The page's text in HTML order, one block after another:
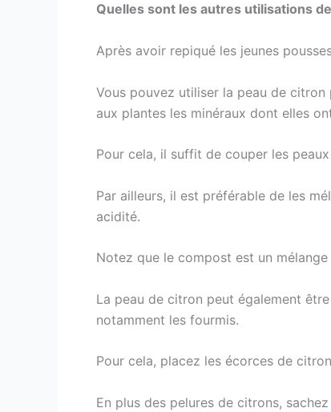
Quelles sont les autres utilisations
Après avoir repiqué les jeunes
Vous pouvez utiliser la peau de
aux plantes les minéraux dont elles
Pour cela, il suffit de couper les
Par ailleurs, il est préférable de les
acidité.
Notez que le compost est un
La peau de citron peut également
notamment les fourmis.
Pour cela, placez les écorces de
En plus des pelures de citrons,